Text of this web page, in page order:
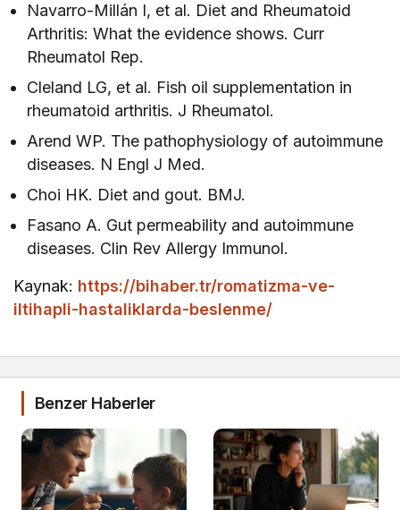
Navarro-Millán I, et al. Diet and Rheumatoid
Arthritis: What the evidence shows. Curr
Rheumatol Rep.
Cleland LG, et al. Fish oil supplementation in
rheumatoid arthritis. J Rheumatol.
Arend WP. The pathophysiology of autoimmune
diseases. N Engl J Med.
Choi HK. Diet and gout. BMJ.
Fasano A. Gut permeability and autoimmune
diseases. Clin Rev Allergy Immunol.
Kaynak: https://bihaber.tr/romatizma-ve-
iltihapli-hastaliklarda-beslenme/
Benzer Haberler